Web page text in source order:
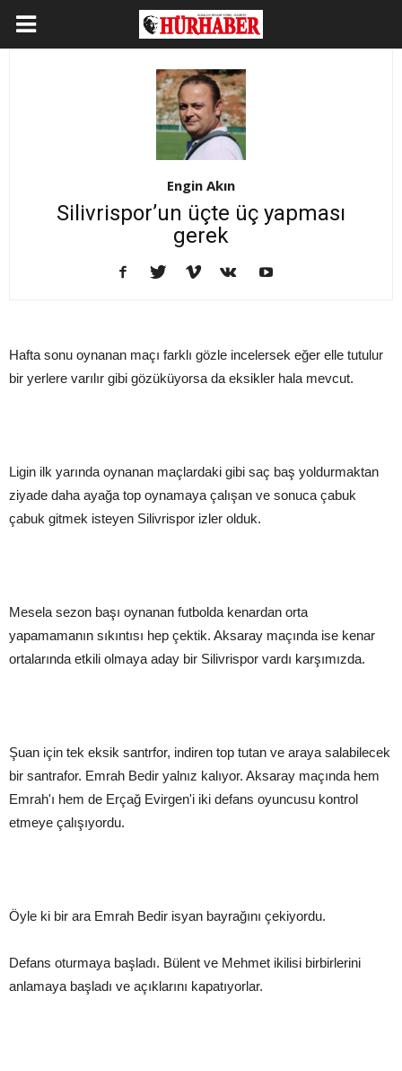
Engin Akın
Silivrispor’un üçte üç yapması
gerek
Hafta sonu oynanan maçı farklı gözle incelersek eğer elle tutulur
bir yerlere varılır gibi gözüküyorsa da eksikler hala mevcut.
Ligin ilk yarında oynanan maçlardaki gibi saç baş yoldurmaktan
ziyade daha ayağa top oynamaya çalışan ve sonuca çabuk
çabuk gitmek isteyen Silivrispor izler olduk.
Mesela sezon başı oynanan futbolda kenardan orta
yapamamanın sıkıntısı hep çektik. Aksaray maçında ise kenar
ortalarında etkili olmaya aday bir Silivrispor vardı karşımızda.
Şuan için tek eksik santrfor, indiren top tutan ve araya salabilecek
bir santrafor. Emrah Bedir yalnız kalıyor. Aksaray maçında hem
Emrah'ı hem de Erçağ Evirgen'i iki defans oyuncusu kontrol
etmeye çalışıyordu.
Öyle ki bir ara Emrah Bedir isyan bayrağını çekiyordu.
Defans oturmaya başladı. Bülent ve Mehmet ikilisi birbirlerini
anlamaya başladı ve açıklarını kapatıyorlar.